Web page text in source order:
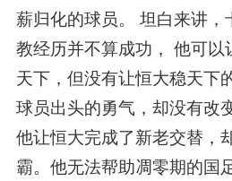
薪归化的球员。 坦白来讲，
教经历并不算成功， 他可以
天下，但没有让恒大稳天下
球员出头的勇气，却没有改
他让恒大完成了新老交替，
霸。他无法帮助凋零期的国